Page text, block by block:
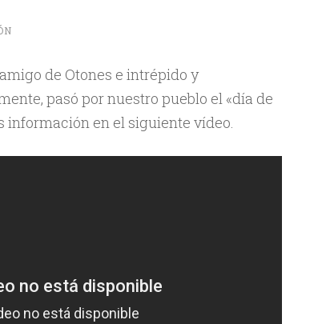
de Otones e intrépido y
pasó por nuestro pueblo el «día de
información en el siguiente vídeo.